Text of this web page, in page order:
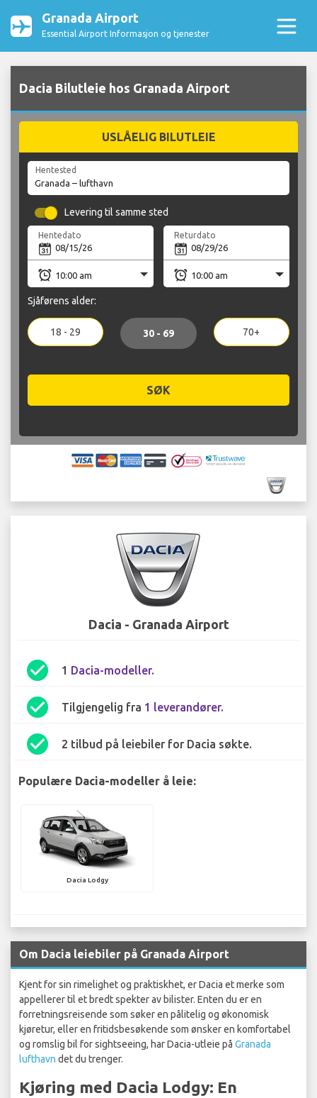
Granada Airport
Essential Airport Informasjon og tjenester
Dacia Bilutleie hos Granada Airport
USLÅELIG BILUTLEIE
Hentested
Levering til samme sted
Hentedato Returdato
Sjåførens alder:
18 - 29 30 - 69 70+
SØK
Dacia - Granada Airport
check_circle 1 Dacia-modeller.
check_circle Tilgjengelig fra 1 leverandører.
check_circle 2 tilbud på leiebiler for Dacia søkte.
Populære Dacia-modeller å leie:
Dacia Lodgy
Om Dacia leiebiler på Granada Airport
Kjent for sin rimelighet og praktiskhet, er Dacia et merke som
appellerer til et bredt spekter av bilister. Enten du er en
forretningsreisende som søker en pålitelig og økonomisk
kjøretur, eller en fritidsbesøkende som ønsker en komfortabel
og romslig bil for sightseeing, har Dacia-utleie på Granada
lufthavn det du trenger.
Kjøring med Dacia Lodgy: En